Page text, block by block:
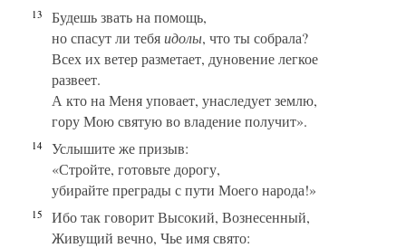
13
Будешь звать на помощь,
но спасут ли тебяидолы, что ты собрала?
Всех их ветер разметает, дуновение легкое
развеет.
А кто на Меня уповает, унаследует землю,
гору Мою святую во владение получит».
14
Услышите же призыв:
«Стройте, готовьте дорогу,
убирайте преграды с пути Моего народа!»
15
Ибо так говорит Высокий, Вознесенный,
Живущий вечно, Чье имя свято: